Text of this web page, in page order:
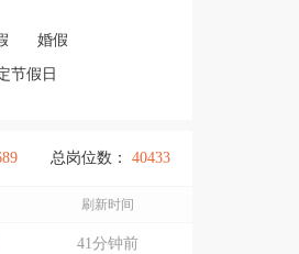
婚假
节假日
总岗位数： 40433
刷新时间
41分钟前